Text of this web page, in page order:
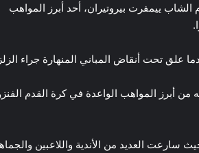
ييمفرت بيروتيران، أحد أبرز المواهب
من أبرز المواهب الواعدة في كرة القدم
سارعت العديد من الأندية واللاعبين